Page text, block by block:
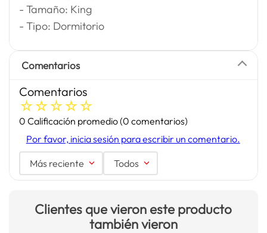
- Tamaño: King
- Tipo: Dormitorio
Comentarios
Comentarios
☆☆☆☆☆
0 Calificación promedio(0 comentarios)
Por favor, inicia sesión para escribir un comentario.
Más reciente Todos
Clientes que vieron este producto
también vieron